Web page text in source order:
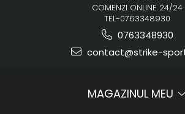
COMENZI ONLINE 24/24
TEL-0763348930
0763348930
contact@strike-
MAGAZINUL MEU